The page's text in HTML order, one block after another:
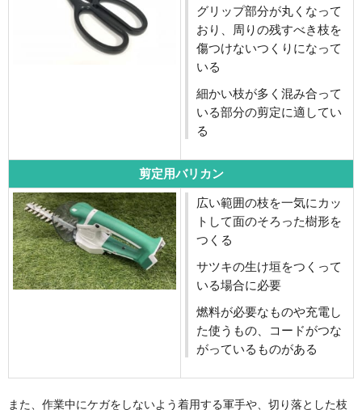
グリップ部分が丸くなって
おり、周りの残すべき枝を
傷つけないつくりになって
いる
細かい枝が多く混み合って
いる部分の剪定に適してい
る
剪定用バリカン
広い範囲の枝を一気にカッ
トして面のそろった樹形を
つくる
サツキの生け垣をつくって
いる場合に必要
燃料が必要なものや充電し
た使うもの、コードがつな
がっているものがある
また、作業中にケガをしないよう着用する軍手や、切り落とした枝